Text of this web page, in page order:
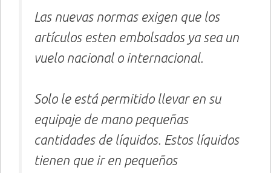
Las nuevas normas exigen que los
artículos esten embolsados ya sea un
vuelo nacional o internacional.
Solo le está permitido llevar en su
equipaje de mano pequeñas
cantidades de líquidos. Estos líquidos
tienen que ir en pequeños